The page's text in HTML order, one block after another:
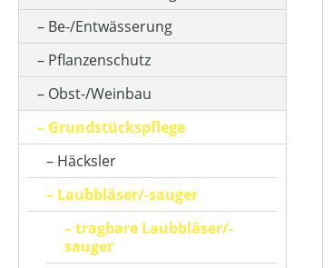
FANGSACKVOLUMEN MAX (IN L)
FARBE (GERÄT)
HUBRAUM (IN CM³)
KLASSIFIZIERUNG
Be-/Entwässerung
Pflanzenschutz
Obst-/Weinbau
Grundstückspflege
Häcksler
Laubbläser/-sauger
tragbare Laubbläser/-
sauger